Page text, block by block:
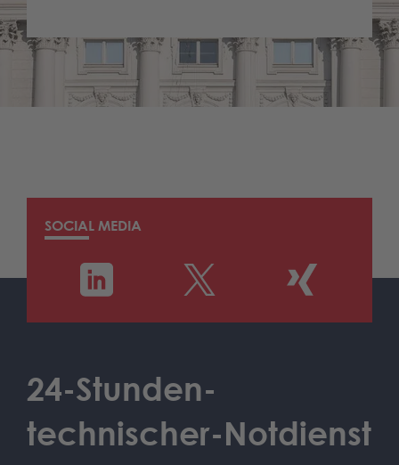
SOCIAL MEDIA
24-Stunden-
technischer-Notdienst